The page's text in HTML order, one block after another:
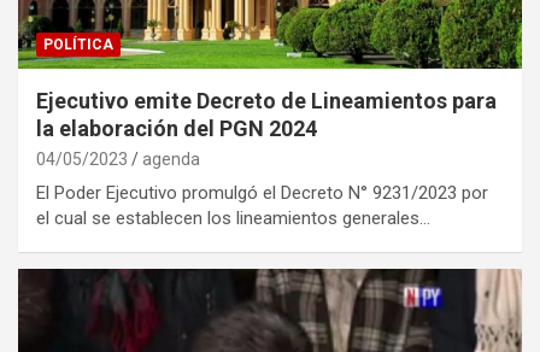
POLÍTICA
Ejecutivo emite Decreto de Lineamientos para
la elaboración del PGN 2024
04/05/2023 agenda
El Poder Ejecutivo promulgó el Decreto N° 9231/2023 por
el cual se establecen los lineamientos generales…